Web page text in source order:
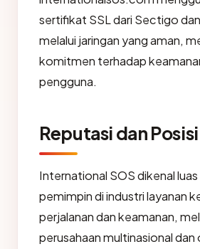
sertifikat SSL dari Sectigo
melalui jaringan yang aman,
komitmen terhadap
pengguna.
Reputasi dan
International SOS dikenal
pemimpin di industri layanan
perjalanan dan keamanan,
perusahaan multinasional dan